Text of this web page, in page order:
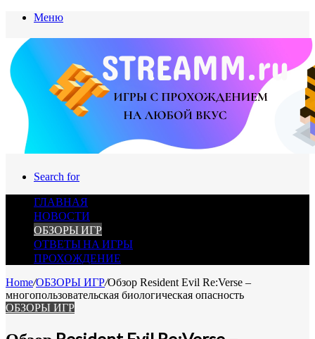
Меню
Search for
ГЛАВНАЯ
НОВОСТИ
ОБЗОРЫ ИГР
ОТВЕТЫ НА ИГРЫ
ПРОХОЖДЕНИЕ
Home/ОБЗОРЫ ИГР/Обзор Resident Evil Re:Verse –
многопользовательская биологическая опасность
ОБЗОРЫ ИГР